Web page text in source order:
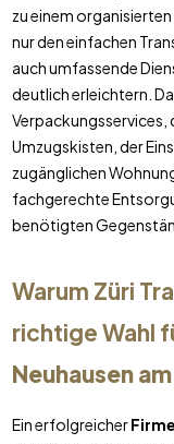
zu einem
nur den einfachen
auch umfassende
deutlich erleichtern.
Verpackungsservices,
Umzugskisten, der
zugänglichen
fachgerechte
benötigten
Warum Züri
richtige Wahl
Neuhausen
Ein erfolgreicher